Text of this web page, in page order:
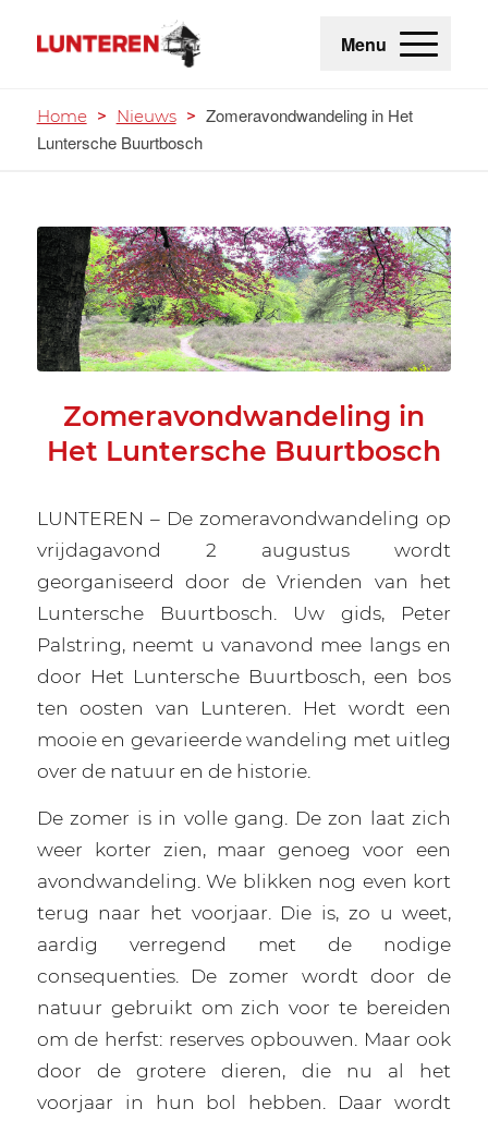
Menu
Home > Nieuws > Zomeravondwandeling in Het
Luntersche Buurtbosch
Zomeravondwandeling in
Het Luntersche Buurtbosch
LUNTEREN – De zomeravondwandeling op
vrijdagavond 2 augustus wordt
georganiseerd door de Vrienden van het
Luntersche Buurtbosch. Uw gids, Peter
Palstring, neemt u vanavond mee langs en
door Het Luntersche Buurtbosch, een bos
ten oosten van Lunteren. Het wordt een
mooie en gevarieerde wandeling met uitleg
over de natuur en de historie.
De zomer is in volle gang. De zon laat zich
weer korter zien, maar genoeg voor een
avondwandeling. We blikken nog even kort
terug naar het voorjaar. Die is, zo u weet,
aardig verregend met de nodige
consequenties. De zomer wordt door de
natuur gebruikt om zich voor te bereiden
om de herfst: reserves opbouwen. Maar ook
door de grotere dieren, die nu al het
voorjaar in hun bol hebben. Daar wordt